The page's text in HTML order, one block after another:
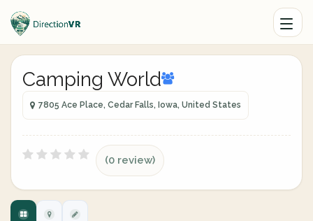
Camping World
7805 Ace Place, Cedar Falls, Iowa, United States
(0 review)